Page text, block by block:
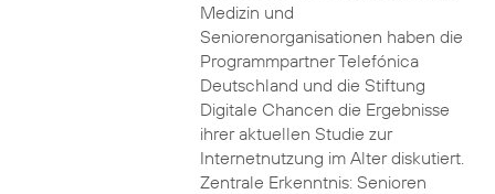
Medizin und
Seniorenorganisationen haben die
Programmpartner Telefónica
Deutschland und die Stiftung
Digitale Chancen die Ergebnisse
ihrer aktuellen Studie zur
Internetnutzung im Alter diskutiert.
Zentrale Erkenntnis: Senioren